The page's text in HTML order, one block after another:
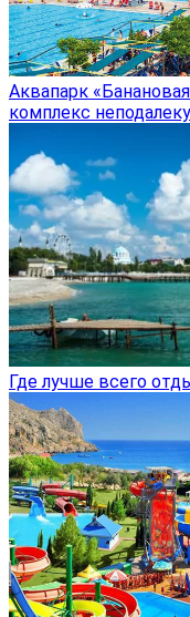
Аквапарк
комплекс
Где лучше всего